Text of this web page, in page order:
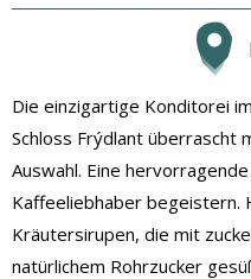
Die einzigartige Konditorei
Schloss Frýdlant überrascht
Auswahl. Eine
Kaffeeliebhaber begeistern.
Kräutersirupen, die mit
natürlichem Rohrzucker